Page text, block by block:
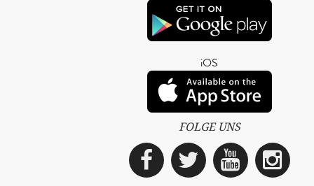
iOS
FOLGE UNS
Facebook
Twitter